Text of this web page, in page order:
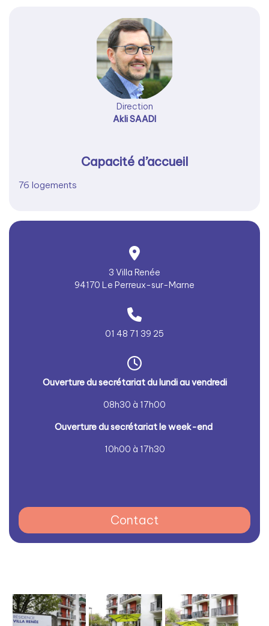
Direction
Akli SAADI
Capacité d’accueil
76 logements
3 Villa Renée
94170 Le Perreux-sur-Marne
01 48 71 39 25
Ouverture du secrétariat du lundi au vendredi
08h30 à 17h00
Ouverture du secrétariat le week-end
10h00 à 17h30
Contact